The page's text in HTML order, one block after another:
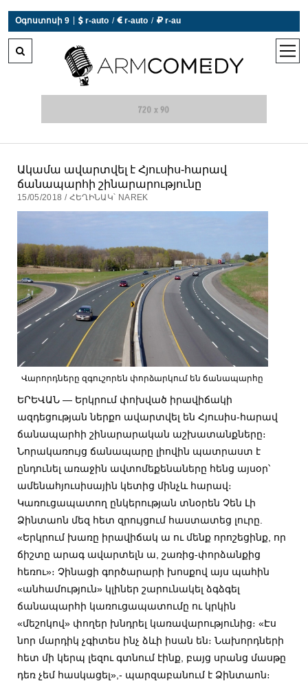
Օգոստոսի 9  r-auto /  r-auto /  r-au
open
Ակամա ավարտվել է Հյուսիս-հարավ
ճանապարհի շինարարությունը
15/05/2018 / ՀԵՂԻՆԱԿ՝ NAREK
Վարորդները զգուշորեն փորձարկում են ճանապարհը
ԵՐԵՎԱՆ — Երկրում փոխված իրավիճակի
ազդեցության ներքո ավարտվել են Հյուսիս-հարավ
ճանապարհի շինարարական աշխատանքները։
Նորակառույց ճանապարը լիովին պատրաստ է
ընդունել առաջին ավտոմեքենաները հենց այսօր՝
ամենահյուսիսային կետից մինչև հարավ։
Կառուցապատող ընկերության տնօրեն Չեն Լի
Ձինտաոն մեզ հետ զրույցում հաստատեց լուրը.
«Երկրում խառը իրավիճակ ա ու մենք որոշեցինք, որ
ճիշտը արագ ավարտելն ա, շառից-փորձանքից
հեռու»։ Չինացի գործարարի խոսքով այս պահին
«անհամություն» կլիներ շարունակել ձգձգել
ճանապարհի կառուցապատումը ու կրկին
«մեշոկով» փողեր խնդրել կառավարությունից։ «Էս
նոր մարդիկ չգիտես ինչ ձևի իսան են։ Նախորդների
հետ մի կերպ լեզու գտնում էինք, բայց սրանց մասթը
դեռ չեմ հասկացել»,- պարզաբանում է Ձինտաոն։